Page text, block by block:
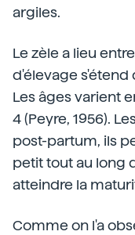
argiles.
Le zèle a lieu
d'élevage s'étend
Les âges varient
4 (Peyre, 1956).
post-partum, ils
petit tout au long
atteindre la
Comme on l'a